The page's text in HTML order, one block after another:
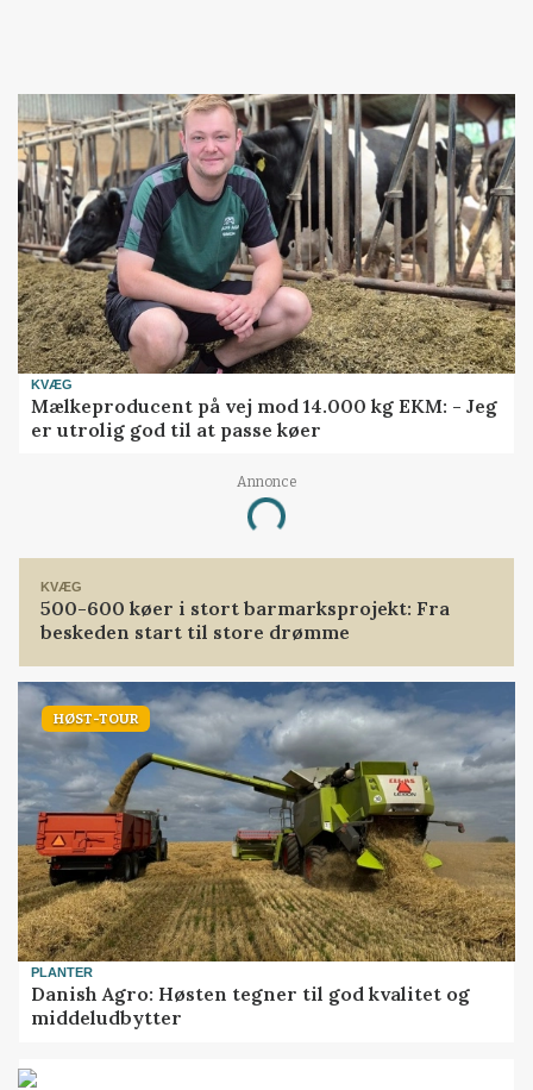
KVÆG
Mælkeproducent på vej mod 14.000 kg EKM: - Jeg
er utrolig god til at passe køer
Annonce
Loading...
KVÆG
500-600 køer i stort barmarksprojekt: Fra
beskeden start til store drømme
HØST-TOUR
PLANTER
Danish Agro: Høsten tegner til god kvalitet og
middeludbytter